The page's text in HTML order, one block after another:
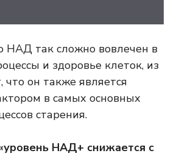
НАД так сложно вовлечен в
и здоровье клеток, из
что он также является
в самых основных
старения.
НАД+ снижается с